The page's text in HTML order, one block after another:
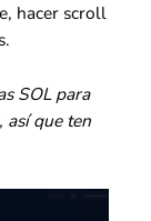
hacer scroll
SOL para
así que ten